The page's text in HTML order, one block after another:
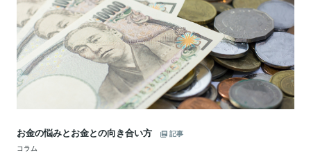
お金の悩みとお金との向き合い方
記事
コラム